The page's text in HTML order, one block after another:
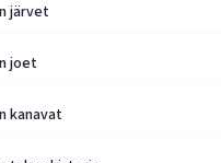
järvet
joet
kanavat